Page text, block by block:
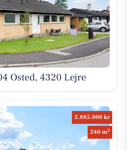
Osted, 4320 Lejre
2.885.000 kr
240 m2